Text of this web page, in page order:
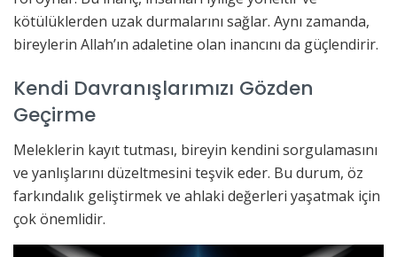
kötülüklerden uzak durmalarını sağlar. Aynı zamanda,
bireylerin Allah’ın adaletine olan inancını da güçlendirir.
Kendi Davranışlarımızı Gözden
Geçirme
Meleklerin kayıt tutması, bireyin kendini sorgulamasını
ve yanlışlarını düzeltmesini teşvik eder. Bu durum, öz
farkındalık geliştirmek ve ahlaki değerleri yaşatmak için
çok önemlidir.